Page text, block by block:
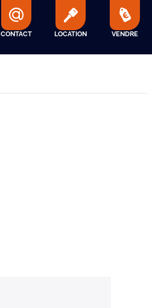
CONTACT LOCATION VENDRE